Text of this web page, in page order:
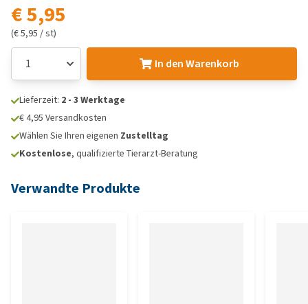
€ 5,95
(€ 5,95 / st)
In den Warenkorb
Lieferzeit: 2 - 3 Werktage
€ 4,95 Versandkosten
Wählen Sie Ihren eigenen Zustelltag
Kostenlose, qualifizierte Tierarzt-Beratung
Verwandte Produkte